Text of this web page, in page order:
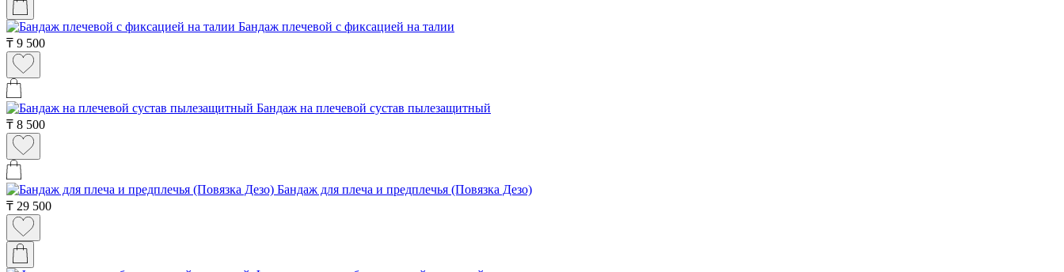
Бандаж плечевой с фиксацией на талии
₸ 9 500
Бандаж на плечевой сустав пылезащитный
₸ 8 500
Бандаж для плеча и предплечья (Повязка Дезо)
₸ 29 500